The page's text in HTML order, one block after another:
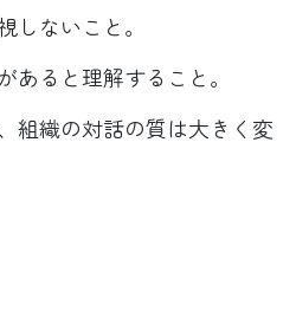
しないこと。
あると理解すること。
組織の対話の質は大きく変